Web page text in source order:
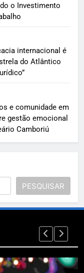
o Investimento
internacional é
do Atlântico
e comunidade em
gestão emocional
Camboriú
PESQUISAR